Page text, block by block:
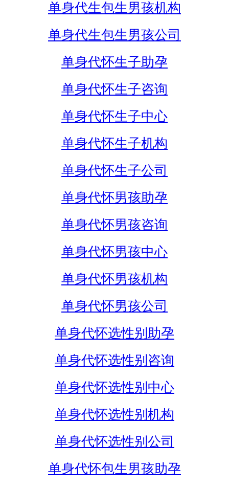
单身代生包生男孩机构
单身代生包生男孩公司
单身代怀生子助孕
单身代怀生子咨询
单身代怀生子中心
单身代怀生子机构
单身代怀生子公司
单身代怀男孩助孕
单身代怀男孩咨询
单身代怀男孩中心
单身代怀男孩机构
单身代怀男孩公司
单身代怀选性别助孕
单身代怀选性别咨询
单身代怀选性别中心
单身代怀选性别机构
单身代怀选性别公司
单身代怀包生男孩助孕